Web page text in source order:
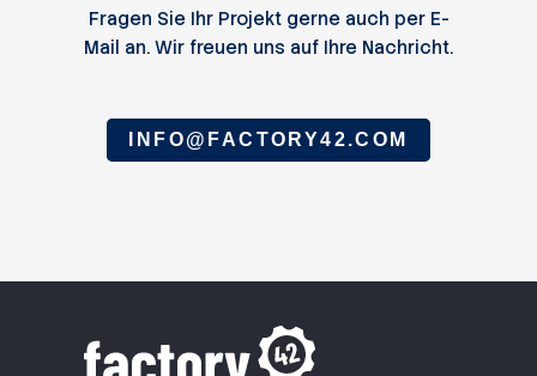
Fragen Sie Ihr Projekt gerne auch per E-
Mail an. Wir freuen uns auf Ihre Nachricht.
INFO@FACTORY42.COM